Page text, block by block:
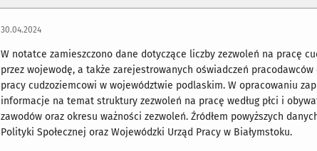
30.04.2024
W notatce zamieszczono dane dotyczące liczby zezwoleń na pracę
przez wojewodę, a także zarejestrowanych oświadczeń
pracy cudzoziemcowi w województwie podlaskim. W opracowaniu
informacje na temat struktury zezwoleń na pracę według płci i
zawodów oraz okresu ważności zezwoleń. Źródłem powyższych
Polityki Społecznej oraz Wojewódzki Urząd Pracy w Białymstoku.